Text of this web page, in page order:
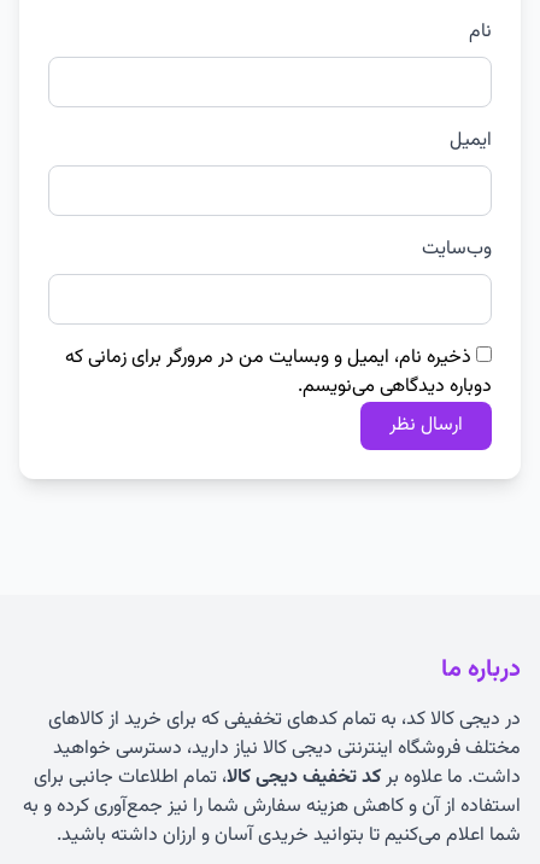
نام
ایمیل
وب‌سایت
ذخیره نام، ایمیل و وبسایت من در مرورگر برای زمانی که
دوباره دیدگاهی می‌نویسم.
درباره ما
در دیجی کالا کد، به تمام کدهای تخفیفی که برای خرید از کالاهای
مختلف فروشگاه اینترنتی دیجی کالا نیاز دارید، دسترسی خواهید
داشت. ما علاوه برکد تخفیف دیجی کالا، تمام اطلاعات جانبی برای
استفاده از آن و کاهش هزینه سفارش شما را نیز جمع‌آوری کرده و به
شما اعلام می‌کنیم تا بتوانید خریدی آسان و ارزان داشته باشید.